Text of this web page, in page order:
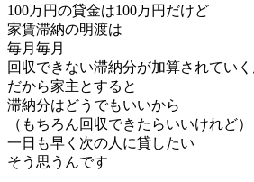
100万円の貸金は100万円だけど
家賃滞納の明渡は
毎月毎月
回収できない滞納分が加算されてい
だから家主とすると
滞納分はどうでもいいから
（もちろん回収できたらいいけれど）
一日も早く次の人に貸したい
そう思うんです